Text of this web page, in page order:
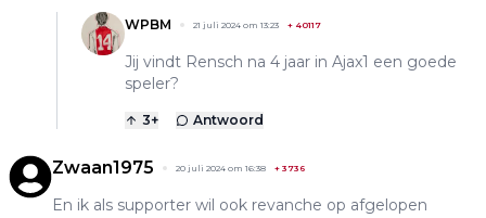
WPBM 21 juli 2024 om 13:23 + 40117
Jij vindt Rensch na 4 jaar in Ajax1 een goede
speler?
3+ Antwoord
Zwaan1975 20 juli 2024 om 16:38 + 3736
En ik als supporter wil ook revanche op afgelopen